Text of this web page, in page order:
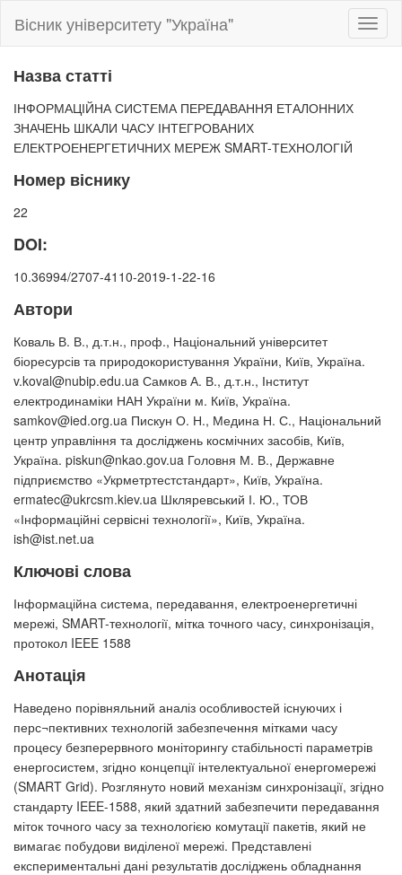
Вісник університету "Україна"
Назва статті
ІНФОРМАЦІЙНА СИСТЕМА ПЕРЕДАВАННЯ ЕТАЛОННИХ
ЗНАЧЕНЬ ШКАЛИ ЧАСУ ІНТЕГРОВАНИХ
ЕЛЕКТРОЕНЕРГЕТИЧНИХ МЕРЕЖ SMART-ТЕХНОЛОГІЙ
Номер віснику
22
DOI:
10.36994/2707-4110-2019-1-22-16
Автори
Коваль В. В., д.т.н., проф., Національний університет
біоресурсів та природокористування України, Київ, Україна.
v.koval@nubip.edu.ua Самков А. В., д.т.н., Інститут
електродинаміки НАН України м. Київ, Україна.
samkov@ied.org.ua Пискун О. Н., Медина Н. С., Національний
центр управління та досліджень космічних засобів, Київ,
Україна. piskun@nkao.gov.ua Головня М. В., Державне
підприємство «Укрметртестстандарт», Київ, Україна.
ermatec@ukrcsm.kiev.ua Шкляревський І. Ю., ТОВ
«Інформаційні сервісні технології», Київ, Україна.
ish@ist.net.ua
Ключові слова
Інформаційна система, передавання, електроенергетичні
мережі, SMART-технології, мітка точного часу, синхронізація,
протокол IEEE 1588
Анотація
Наведено порівняльний аналіз особливостей існуючих і
перс¬пективних технологій забезпечення мітками часу
процесу безперервного моніторингу стабільності параметрів
енергосистем, згідно концепції інтелектуальної енергомережі
(SMART Grid). Розглянуто новий механізм синхронізації, згідно
стандарту IEEE-1588, який здатний забезпечити передавання
міток точного часу за технологією комутації пакетів, який не
вимагає побудови виділеної мережі. Представлені
експериментальні дані результатів досліджень обладнання